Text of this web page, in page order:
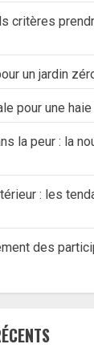
critères
un jardin
pour une
la peur : la
: les
des